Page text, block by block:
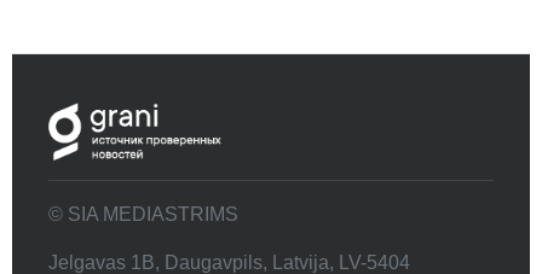
© SIA MEDIASTRIMS
Jelgavas 1B, Daugavpils, Latvija, LV-5404